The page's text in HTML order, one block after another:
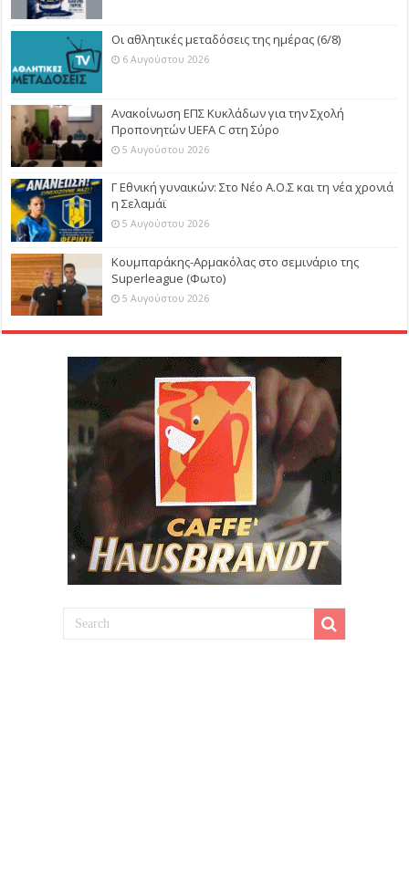
Οι αθλητικές μεταδόσεις της ημέρας (6/8)
6 Αυγούστου 2026
Ανακοίνωση ΕΠΣ Κυκλάδων για την Σχολή
Προπονητών UEFA C στη Σύρο
5 Αυγούστου 2026
Γ Εθνική γυναικών: Στο Νέο Α.Ο.Σ και τη νέα χρονιά
η Σελαμάϊ
5 Αυγούστου 2026
Κουμπαράκης-Αρμακόλας στο σεμινάριο της
Superleague (Φωτο)
5 Αυγούστου 2026